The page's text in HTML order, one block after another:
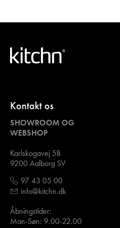
Kontakt os
SHOWROOM OG
WEBSHOP
Karlskogavej 5B
9200 Aalborg SV
97 43 05 00
info@kitchn.dk
Åbningstider:
Man-Søn: 9.00-22.00